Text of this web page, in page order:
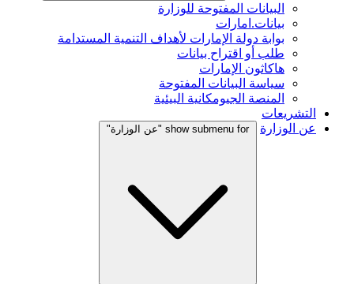
البيانات المفتوحة للوزارة
بيانات.امارات
بوابة دولة الإمارات لأهداف التنمية المستدامة
طلب أو اقتراح بيانات
هاكاثون الإمارات
سياسة البيانات المفتوحة
المنصة الجيومكانية البيئية
التشريعات
عن الوزارة
show submenu for "عن الوزارة"